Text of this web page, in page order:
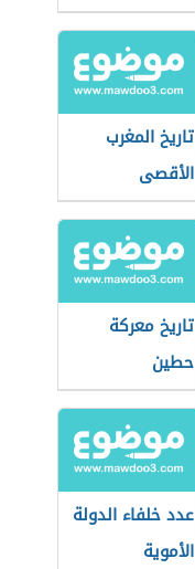
تاريخ المغرب
الأقصى
تاريخ معركة
حطين
عدد خلفاء الدولة
الأموية